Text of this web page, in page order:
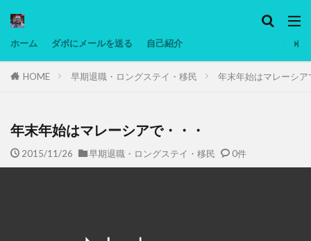
ホーム ダボにメールを送る 自己紹介
HOME 早期退職・ロングステイ・移民 年末年始はマレーシア
年末年始はマレーシアで・・・
2015/11/26 早期退職・ロングステイ・移民 0件
タグ
マレーシア動画
ヨーグルト
備忘録
動画 日本人村社会 脱水シート